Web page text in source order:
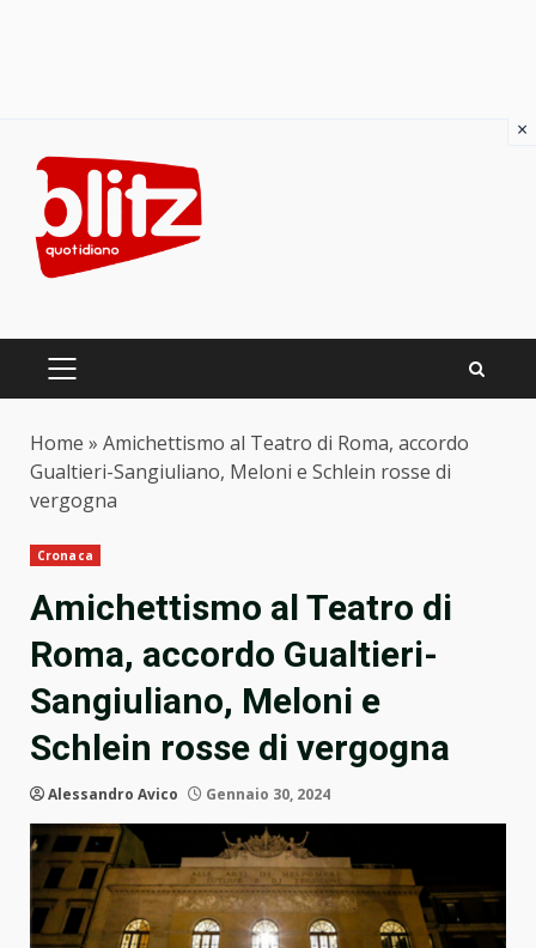
content
PRIMARY
Home » Amichettismo al Teatro di Roma, accordo
Gualtieri-Sangiuliano, Meloni e Schlein rosse di
vergogna
Cronaca
Amichettismo al Teatro di
Roma, accordo Gualtieri-
Sangiuliano, Meloni e
Schlein rosse di vergogna
Alessandro Avico Gennaio 30, 2024
×